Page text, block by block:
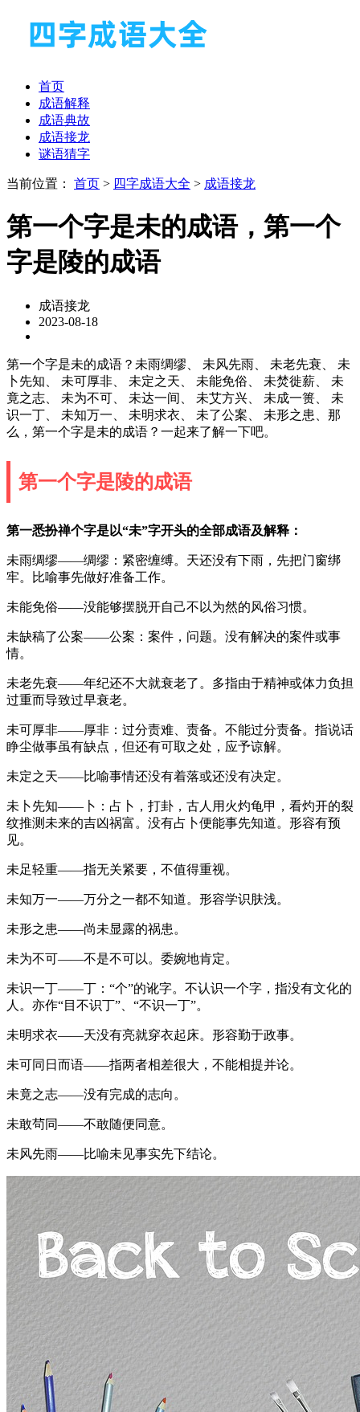
首页
成语解释
成语典故
成语接龙
谜语猜字
当前位置： 首页 > 四字成语大全 > 成语接龙
第一个字是未的成语，第一个
字是陵的成语
成语接龙
2023-08-18
第一个字是未的成语？未雨绸缪、 未风先雨、 未老先衰、 未
卜先知、 未可厚非、 未定之天、 未能免俗、 未焚徙薪、 未
竟之志、 未为不可、 未达一间、 未艾方兴、 未成一篑、 未
识一丁、 未知万一、 未明求衣、 未了公案、 未形之患、那
么，第一个字是未的成语？一起来了解一下吧。
第一个字是陵的成语
第一悉扮禅个字是以“未”字开头的全部成语及解释：
未雨绸缪——绸缪：紧密缠缚。天还没有下雨，先把门窗绑
牢。比喻事先做好准备工作。
未能免俗——没能够摆脱开自己不以为然的风俗习惯。
未缺稿了公案——公案：案件，问题。没有解决的案件或事
情。
未老先衰——年纪还不大就衰老了。多指由于精神或体力负担
过重而导致过早衰老。
未可厚非——厚非：过分责难、责备。不能过分责备。指说话
睁尘做事虽有缺点，但还有可取之处，应予谅解。
未定之天——比喻事情还没有着落或还没有决定。
未卜先知——卜：占卜，打卦，古人用火灼龟甲，看灼开的裂
纹推测未来的吉凶祸富。没有占卜便能事先知道。形容有预
见。
未足轻重——指无关紧要，不值得重视。
未知万一——万分之一都不知道。形容学识肤浅。
未形之患——尚未显露的祸患。
未为不可——不是不可以。委婉地肯定。
未识一丁——丁：“个”的讹字。不认识一个字，指没有文化的
人。亦作“目不识丁”、“不识一丁”。
未明求衣——天没有亮就穿衣起床。形容勤于政事。
未可同日而语——指两者相差很大，不能相提并论。
未竟之志——没有完成的志向。
未敢茍同——不敢随便同意。
未风先雨——比喻未见事实先下结论。